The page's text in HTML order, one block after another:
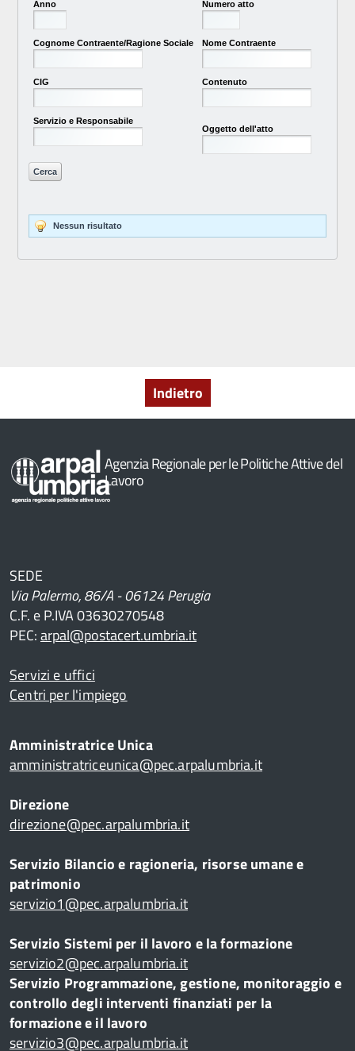
Indietro
Agenzia Regionale per le Politiche Attive del
Lavoro
SEDE
Via Palermo, 86/A - 06124 Perugia
C.F. e P.IVA 03630270548
PEC:arpal@postacert.umbria.it
Servizi e uffici
Centri per l'impiego
Amministratrice Unica
amministratriceunica@pec.arpalumbria.it
Direzione
direzione@pec.arpalumbria.it
Servizio Bilancio e ragioneria, risorse umane e
patrimonio
servizio1@pec.arpalumbria.it
Servizio Sistemi per il lavoro e la formazione
servizio2@pec.arpalumbria.it
Servizio Programmazione, gestione, monitoraggio e
controllo degli interventi finanziati per la
formazione e il lavoro
servizio3@pec.arpalumbria.it